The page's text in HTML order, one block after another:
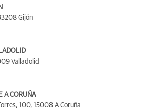
Gijón
Valladolid
A CORUÑA
100, 15008 A Coruña